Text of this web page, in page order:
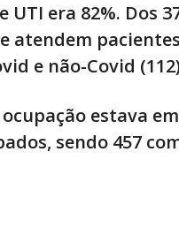
era 82%. Dos
e não-Covid
estava
sendo 457